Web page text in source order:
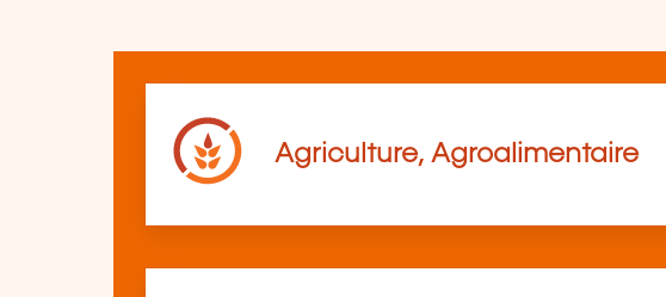
Agriculture, Agroalimentaire